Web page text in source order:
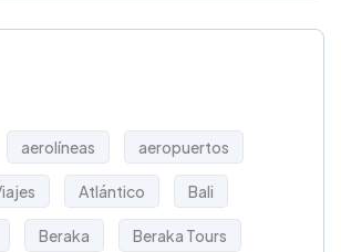
aerolíneas aeropuertos
Atlántico Bali
Beraka Beraka Tours